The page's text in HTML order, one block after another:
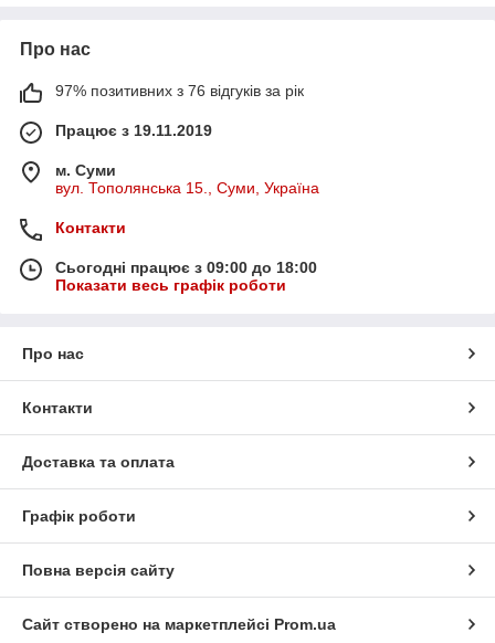
Про нас
97% позитивних з 76 відгуків за рік
Працює з 19.11.2019
м. Суми
вул. Тополянська 15., Суми, Україна
Контакти
Сьогодні працює з 09:00 до 18:00
Показати весь графік роботи
Про нас
Контакти
Доставка та оплата
Графік роботи
Повна версія сайту
Сайт створено на маркетплейсі Prom.ua